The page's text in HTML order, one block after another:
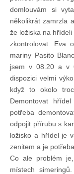
Lodě -
Rádio (MF, HF,
Kapitánské
Ostatní
Soutěže a
Offshore Cup
domlouvám si
několikrát zamrzla
že ložiska na
zkontrolovat. Eva
mariny Pasito
jsem v 08.20 a v
dispozici velmi
když to okolo
Demontovat
potřeba
odpojit přírubu s
ložisko a hřídel je
zenitem a je
Co ale problém
místech